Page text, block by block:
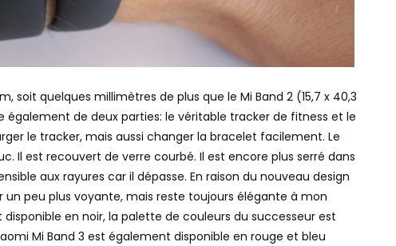
soit quelques millimètres de plus que le Mi Band 2 (15,7 x 40,3
également de deux parties: le véritable tracker de fitness et le
le tracker, mais aussi changer la bracelet facilement. Le
Il est recouvert de verre courbé. Il est encore plus serré dans
aux rayures car il dépasse. En raison du nouveau design
un peu plus voyante, mais reste toujours élégante à mon
en noir, la palette de couleurs du successeur est
Mi Band 3 est également disponible en rouge et bleu